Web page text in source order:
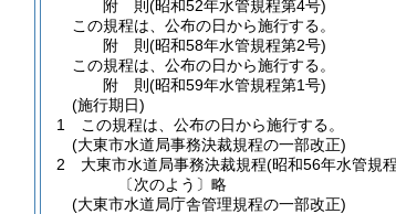
附 則(昭和52年水管規程第4号)
この規程は、公布の日から施行する。
附 則(昭和58年水管規程第2号)
この規程は、公布の日から施行する。
附 則(昭和59年水管規程第1号)
(施行期日)
1
この規程は、公布の日から施行する。
(大東市水道局事務決裁規程の一部改正)
2
大東市水道局事務決裁規程(昭和56年水管規
〔次のよう〕略
(大東市水道局庁舎管理規程の一部改正)